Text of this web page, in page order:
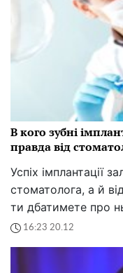
В кого зубні
правда від
Успіх імплантації
стоматолога, а й
ти дбатимете про
16:23 20.12